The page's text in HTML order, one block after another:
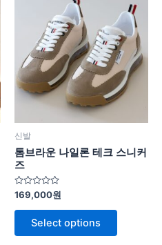
신발
톰브라운 나일론 테크 스니커
즈
5
중
에
로
169,000원
Select options